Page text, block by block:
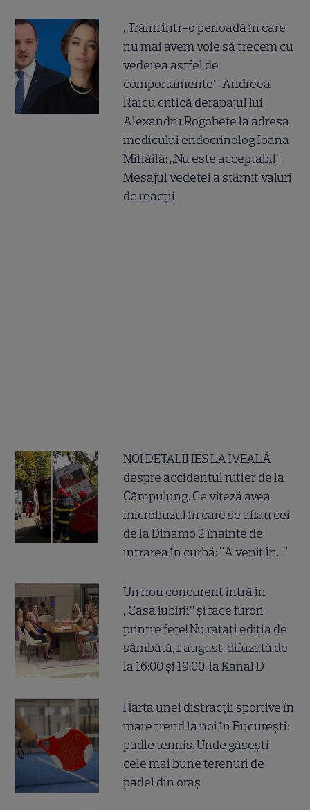
„Trăim într-o perioadă în care
nu mai avem voie să trecem cu
vederea astfel de
comportamente”. Andreea
Raicu critică derapajul lui
Alexandru Rogobete la adresa
medicului endocrinolog Ioana
Mihăilă: „Nu este acceptabil”.
Mesajul vedetei a stârnit valuri
de reacții
NOI DETALII IES LA IVEALĂ
despre accidentul rutier de la
Câmpulung. Ce viteză avea
microbuzul în care se aflau cei
de la Dinamo 2 înainte de
intrarea în curbă: "A venit în..."
Un nou concurent intră în
„Casa iubirii” și face furori
printre fete! Nu ratați ediția de
sâmbătă, 1 august, difuzată de
la 16:00 și 19:00, la Kanal D
Harta unei distracții sportive în
mare trend la noi în București:
padle tennis. Unde găsești
cele mai bune terenuri de
padel din oraș